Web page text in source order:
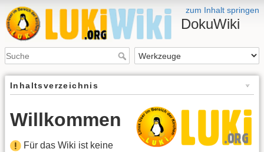
zum Inhalt springen
DokuWiki
Inhaltsverzeichnis
Willkommen
Für das Wiki ist keine